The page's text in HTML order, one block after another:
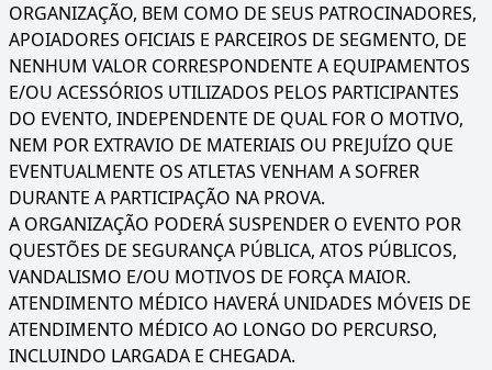
ORGANIZAÇÃO, BEM COMO DE SEUS PATROCINADORES,
APOIADORES OFICIAIS E PARCEIROS DE SEGMENTO, DE
NENHUM VALOR CORRESPONDENTE A EQUIPAMENTOS
E/OU ACESSÓRIOS UTILIZADOS PELOS PARTICIPANTES
DO EVENTO, INDEPENDENTE DE QUAL FOR O MOTIVO,
NEM POR EXTRAVIO DE MATERIAIS OU PREJUÍZO QUE
EVENTUALMENTE OS ATLETAS VENHAM A SOFRER
DURANTE A PARTICIPAÇÃO NA PROVA.
A ORGANIZAÇÃO PODERÁ SUSPENDER O EVENTO POR
QUESTÕES DE SEGURANÇA PÚBLICA, ATOS PÚBLICOS,
VANDALISMO E/OU MOTIVOS DE FORÇA MAIOR.
ATENDIMENTO MÉDICO HAVERÁ UNIDADES MÓVEIS DE
ATENDIMENTO MÉDICO AO LONGO DO PERCURSO,
INCLUINDO LARGADA E CHEGADA.